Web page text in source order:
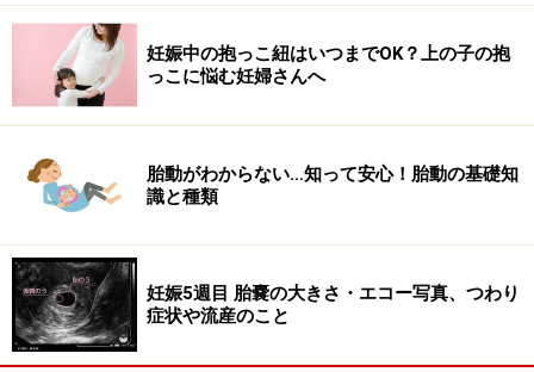
妊娠中の抱っこ紐はいつまでOK？上の子の抱
っこに悩む妊婦さんへ
胎動がわからない…知って安心！胎動の基礎知
識と種類
妊娠5週目 胎嚢の大きさ・エコー写真、つわり
症状や流産のこと